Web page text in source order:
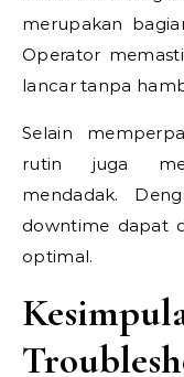
merupakan
Operator
lancar tanpa
Selain
rutin juga
mendadak.
downtime dapat
optimal.